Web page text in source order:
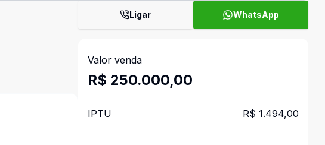
Ligar WhatsApp
Valor venda
R$ 250.000,00
IPTU R$ 1.494,00